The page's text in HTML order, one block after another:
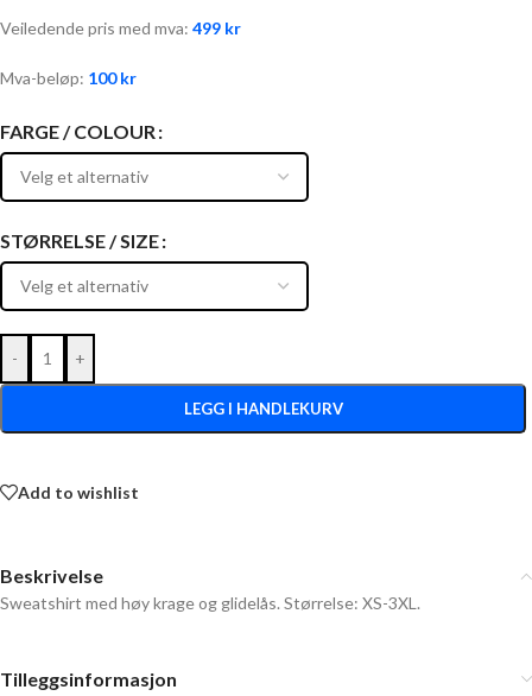
Veiledende pris med mva: 499 kr
Mva-beløp: 100kr
FARGE / COLOUR
STØRRELSE / SIZE
- +
LEGG I HANDLEKURV
Add to wishlist
Beskrivelse
Sweatshirt med høy krage og glidelås. Størrelse: XS-3XL.
Tilleggsinformasjon